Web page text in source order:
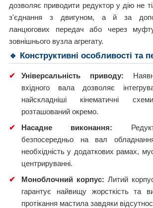
дозволяє приводити редуктор у дію не
з'єднання з двигуном, а й за
ланцюгових передач або через
зовнішнього вузла агрегату.
🔹 Конструктивні особливості та
✔ Універсальність приводу:
вхідного вала дозволяє
найскладніші кінематичні
розташований окремо.
✔
Насадне виконання:
безпосередньо на вал
необхідність у додаткових рамах,
центрируванні.
✔
Моноблочний корпус: Литий
гарантує найвищу жорсткість та
протікання мастила завдяки